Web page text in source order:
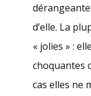
dérangeante
d’elle. La
« jolies » :
choquantes
cas elles ne